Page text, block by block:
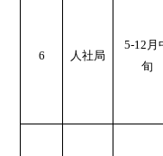
6 人社局
5-12月
旬